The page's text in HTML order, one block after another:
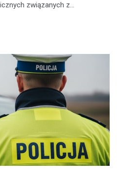
związanych z…